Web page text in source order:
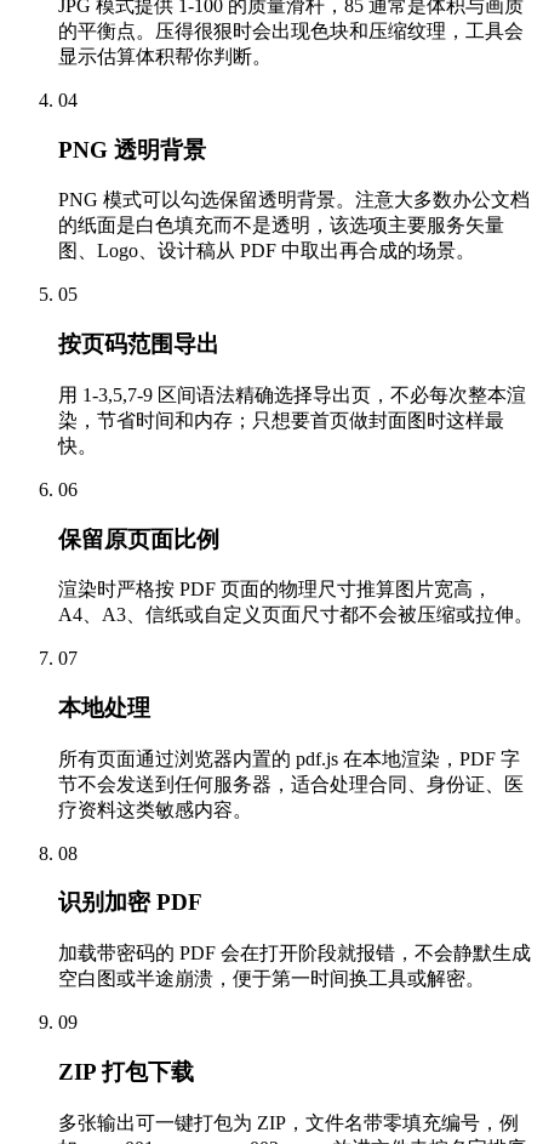
JPG 模式提供 1-100 的质量滑杆，85 通常是体积与画质
的平衡点。压得很狠时会出现色块和压缩纹理，工具会
显示估算体积帮你判断。
04
PNG 透明背景
PNG 模式可以勾选保留透明背景。注意大多数办公文档
的纸面是白色填充而不是透明，该选项主要服务矢量
图、Logo、设计稿从 PDF 中取出再合成的场景。
05
按页码范围导出
用 1-3,5,7-9 区间语法精确选择导出页，不必每次整本渲
染，节省时间和内存；只想要首页做封面图时这样最
快。
06
保留原页面比例
渲染时严格按 PDF 页面的物理尺寸推算图片宽高，
A4、A3、信纸或自定义页面尺寸都不会被压缩或拉伸。
07
本地处理
所有页面通过浏览器内置的 pdf.js 在本地渲染，PDF 字
节不会发送到任何服务器，适合处理合同、身份证、医
疗资料这类敏感内容。
08
识别加密 PDF
加载带密码的 PDF 会在打开阶段就报错，不会静默生成
空白图或半途崩溃，便于第一时间换工具或解密。
09
ZIP 打包下载
多张输出可一键打包为 ZIP，文件名带零填充编号，例